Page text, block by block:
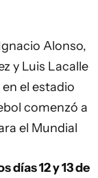
Alonso,
y Luis Lacalle
el estadio
comenzó a
el Mundial
días 12 y 13 de